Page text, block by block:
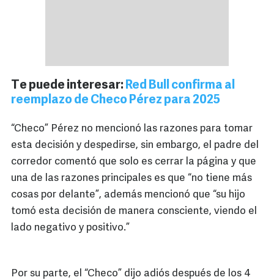
Te puede interesar: Red Bull confirma al
reemplazo de Checo Pérez para 2025
“Checo” Pérez no mencionó las razones para tomar
esta decisión y despedirse, sin embargo, el padre del
corredor comentó que solo es cerrar la página y que
una de las razones principales es que “no tiene más
cosas por delante”, además mencionó que “su hijo
tomó esta decisión de manera consciente, viendo el
lado negativo y positivo.”
Por su parte, el “Checo” dijo adiós después de los 4